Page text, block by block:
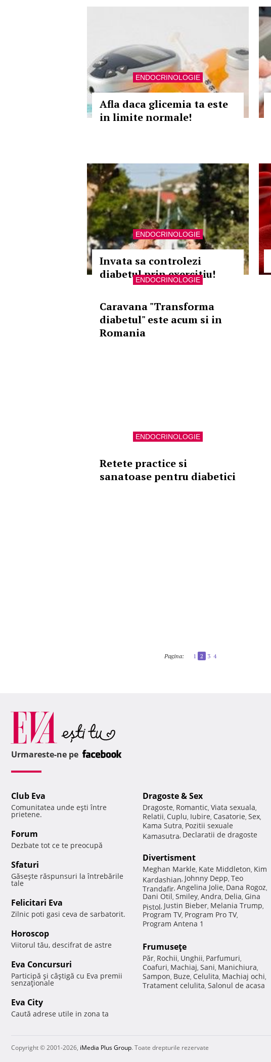
ENDOCRINOLOGIE
Afla daca glicemia ta este
in limite normale!
ENDOCRINOLOGIE
Invata sa controlezi
diabetul prin exercitiu!
ENDOCRINOLOGIE
Caravana "Transforma
diabetul" este acum si in
Romania
ENDOCRINOLOGIE
Retete practice si
sanatoase pentru diabetici
Pagina: 1 2 3 4
Urmareste-ne pe
Club Eva
Comunitatea unde eşti între
prietene.
Forum
Dezbate tot ce te preocupă
Sfaturi
Găseşte răspunsuri la întrebările
tale
Felicitari Eva
Zilnic poti gasi ceva de sarbatorit.
Horoscop
Viitorul tău, descifrat de astre
Eva Concursuri
Participă şi câştigă cu Eva premii
senzaţionale
Eva City
Caută adrese utile in zona ta
Dragoste & Sex
Dragoste, Romantic, Viata sexuala,
Relatii, Cuplu, Iubire, Casatorie, Sex,
Kama Sutra, Pozitii sexuale
Kamasutra, Declaratii de dragoste
Divertisment
Meghan Markle, Kate Middleton, Kim
Kardashian, Johnny Depp, Teo
Trandafir, Angelina Jolie, Dana Rogoz,
Dani Otil, Smiley, Andra, Delia, Gina
Pistol, Justin Bieber, Melania Trump,
Program TV, Program Pro TV,
Program Antena 1
Frumuseţe
Păr, Rochii, Unghii, Parfumuri,
Coafuri, Machiaj, Sani, Manichiura,
Sampon, Buze, Celulita, Machiaj ochi,
Tratament celulita, Salonul de acasa
Copyright © 2001-2026, iMedia Plus Group. Toate drepturile rezervate